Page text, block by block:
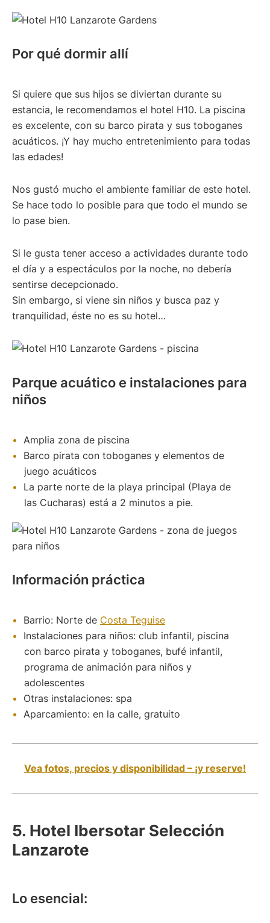
Por qué dormir allí
Si quiere que sus hijos se diviertan durante su
estancia, le recomendamos el hotel H10. La piscina
es excelente, con su barco pirata y sus toboganes
acuáticos. ¡Y hay mucho entretenimiento para todas
las edades!
Nos gustó mucho el ambiente familiar de este hotel.
Se hace todo lo posible para que todo el mundo se
lo pase bien.
Si le gusta tener acceso a actividades durante todo
el día y a espectáculos por la noche, no debería
sentirse decepcionado.
Sin embargo, si viene sin niños y busca paz y
tranquilidad, éste no es su hotel…
Parque acuático e instalaciones para
niños
Amplia zona de piscina
Barco pirata con toboganes y elementos de
juego acuáticos
La parte norte de la playa principal (Playa de
las Cucharas) está a 2 minutos a pie.
Información práctica
Barrio: Norte de Costa Teguise
Instalaciones para niños: club infantil, piscina
con barco pirata y toboganes, bufé infantil,
programa de animación para niños y
adolescentes
Otras instalaciones: spa
Aparcamiento: en la calle, gratuito
Vea fotos, precios y disponibilidad – ¡y reserve!
5. Hotel Ibersotar Selección
Lanzarote
Lo esencial: